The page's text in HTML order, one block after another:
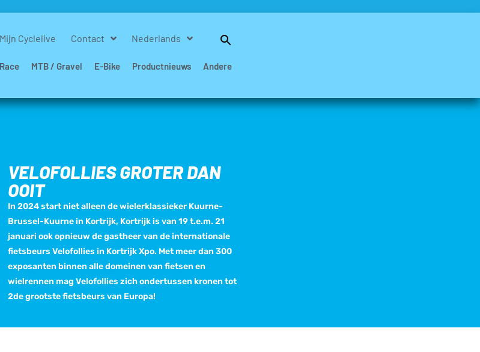
Mijn Cyclelive Contact Nederlands
Race MTB / Gravel E-Bike Productnieuws Andere
VELOFOLLIES GROTER DAN
OOIT
In 2024 start niet alleen de wielerklassieker Kuurne-
Brussel-Kuurne in Kortrijk, Kortrijk is van 19 t.e.m. 21
januari ook opnieuw de gastheer van de internationale
fietsbeurs Velofollies in Kortrijk Xpo. Met meer dan 300
exposanten binnen alle domeinen van fietsen en
wielrennen mag Velofollies zich ondertussen kronen tot
2de grootste fietsbeurs van Europa!